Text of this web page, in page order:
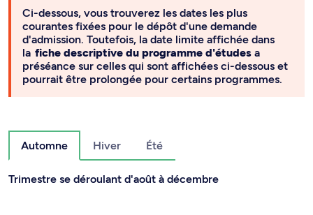
Ci-dessous, vous trouverez les dates les plus
courantes fixées pour le dépôt d'une demande
d'admission. Toutefois, la date limite affichée dans
la fiche descriptive du programme d'études a
préséance sur celles qui sont affichées ci-dessous et
pourrait être prolongée pour certains programmes.
Automne Hiver Été
Trimestre se déroulant d'août à décembre